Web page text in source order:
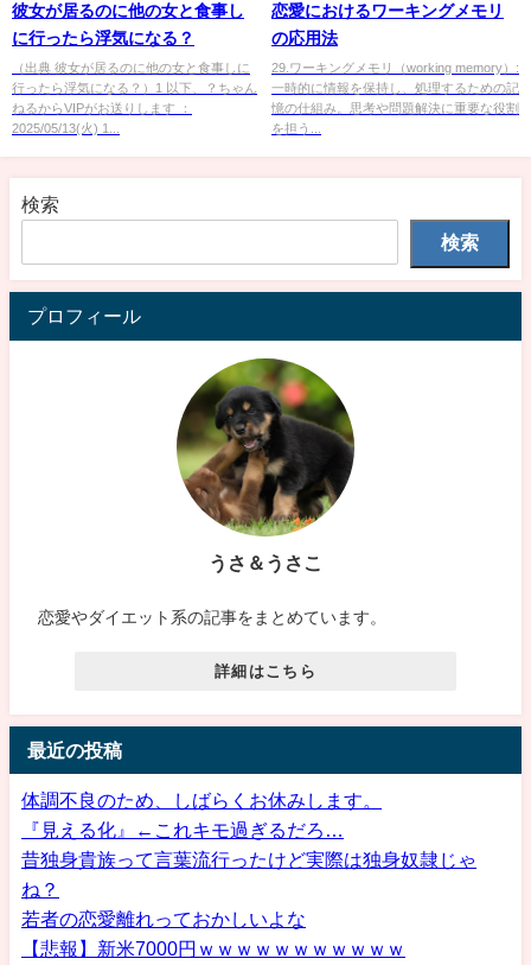
彼女が居るのに他の女と食事し
に行ったら浮気になる？
（出典 彼女が居るのに他の女と食事しに
行ったら浮気になる？）1 以下、？ちゃん
ねるからVIPがお送りします ：
2025/05/13(火) 1...
恋愛におけるワーキングメモリ
の応用法
29.ワーキングメモリ（working memory）:
一時的に情報を保持し、処理するための記
憶の仕組み。思考や問題解決に重要な役割
を担う...
検索
検索
プロフィール
うさ＆うさこ
恋愛やダイエット系の記事をまとめています。
詳細はこちら
最近の投稿
体調不良のため、しばらくお休みします。
『見える化』←これキモ過ぎるだろ…
昔独身貴族って言葉流行ったけど実際は独身奴隷じゃ
ね？
若者の恋愛離れっておかしいよな
【悲報】新米7000円ｗｗｗｗｗｗｗｗｗｗｗ